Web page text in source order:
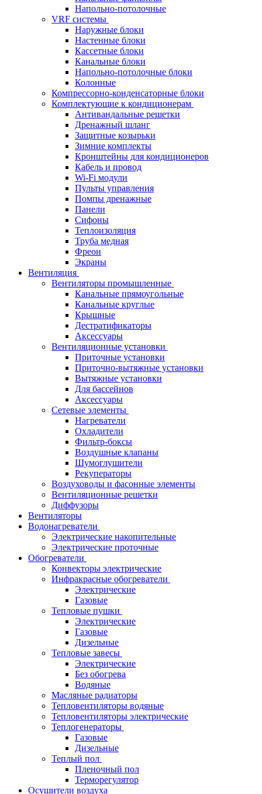
Напольно-потолочные
VRF системы
Наружные блоки
Настенные блоки
Кассетные блоки
Канальные блоки
Напольно-потолочные блоки
Колонные
Компрессорно-конденсаторные блоки
Комплектующие к кондиционерам
Антивандальные решетки
Дренажный шланг
Защитные козырьки
Зимние комплекты
Кронштейны для кондиционеров
Кабель и провод
Wi-Fi модули
Пульты управления
Помпы дренажные
Панели
Сифоны
Теплоизоляция
Труба медная
Фреон
Экраны
Вентиляция
Вентиляторы промышленные
Канальные прямоугольные
Канальные круглые
Крышные
Дестратификаторы
Аксессуары
Вентиляционные установки
Приточные установки
Приточно-вытяжные установки
Вытяжные установки
Для бассейнов
Аксессуары
Сетевые элементы
Нагреватели
Охладители
Фильтр-боксы
Воздушные клапаны
Шумоглушители
Рекуператоры
Воздуховоды и фасонные элементы
Вентиляционные решетки
Диффузоры
Вентиляторы
Водонагреватели
Электрические накопительные
Электрические проточные
Обогреватели
Конвекторы электрические
Инфракрасные обогреватели
Электрические
Газовые
Тепловые пушки
Электрические
Газовые
Дизельные
Тепловые завесы
Электрические
Без обогрева
Водяные
Масляные радиаторы
Тепловентиляторы водяные
Тепловентиляторы электрические
Теплогенераторы
Газовые
Дизельные
Теплый пол
Пленочный пол
Терморегулятор
Осушители воздуха